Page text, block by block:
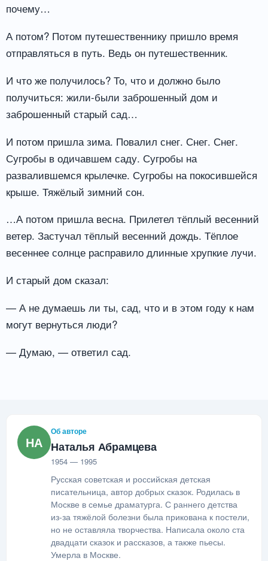
почему…
А потом? Потом путешественнику пришло время
отправляться в путь. Ведь он путешественник.
И что же получилось? То, что и должно было
получиться: жили-были заброшенный дом и
заброшенный старый сад…
И потом пришла зима. Повалил снег. Снег. Снег.
Сугробы в одичавшем саду. Сугробы на
развалившемся крылечке. Сугробы на покосившейся
крыше. Тяжёлый зимний сон.
…А потом пришла весна. Прилетел тёплый весенний
ветер. Застучал тёплый весенний дождь. Тёплое
весеннее солнце расправило длинные хрупкие лучи.
И старый дом сказал:
— А не думаешь ли ты, сад, что и в этом году к нам
могут вернуться люди?
— Думаю, — ответил сад.
НА
Об авторе
Наталья Абрамцева
1954 — 1995
Русская советская и российская детская
писательница, автор добрых сказок. Родилась в
Москве в семье драматурга. С раннего детства
из-за тяжёлой болезни была прикована к постели,
но не оставляла творчества. Написала около ста
двадцати сказок и рассказов, а также пьесы.
Умерла в Москве.